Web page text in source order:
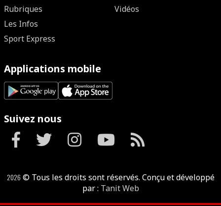
Rubriques
Les Infos
Sport Express
Vidéos
Applications mobile
Suivez nous
2026 © Tous les droits sont réservés. Conçu et développé
par : Tanit Web